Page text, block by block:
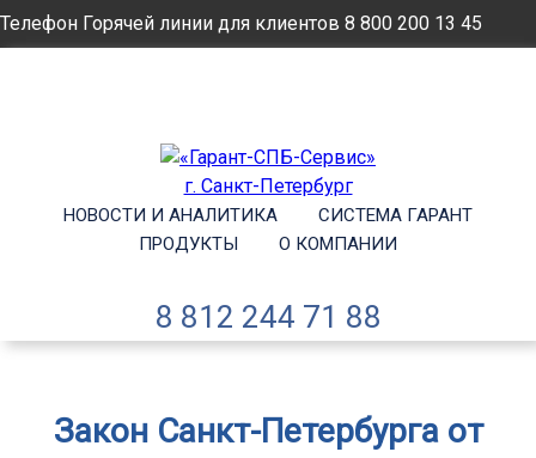
Телефон Горячей линии для клиентов 8 800 200 13 45
НОВОСТИ И АНАЛИТИКА
СИСТЕМА ГАРАНТ
ПРОДУКТЫ
О КОМПАНИИ
8 812 244 71 88
Закон Санкт-Петербурга от